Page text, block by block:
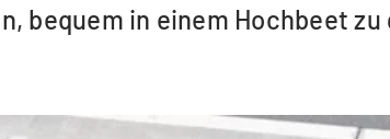
bequem in einem Hochbeet zu